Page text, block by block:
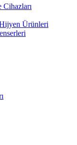
Ürünleri